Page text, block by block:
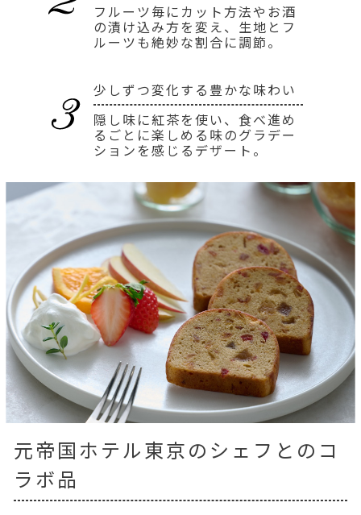
フルーツ毎にカット方法やお酒
の漬け込み方を変え、生地とフ
ルーツも絶妙な割合に調節。
少しずつ変化する豊かな味わい
隠し味に紅茶を使い、食べ進め
るごとに楽しめる味のグラデー
ションを感じるデザート。
元帝国ホテル東京のシェフとのコ
ラボ品